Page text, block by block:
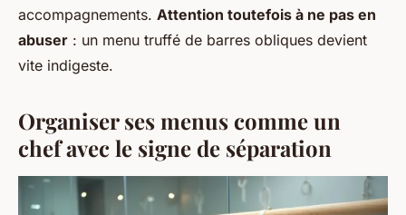
accompagnements. Attention toutefois à ne pas en
abuser : un menu truffé de barres obliques devient
vite indigeste.
Organiser ses menus comme un
chef avec le signe de séparation